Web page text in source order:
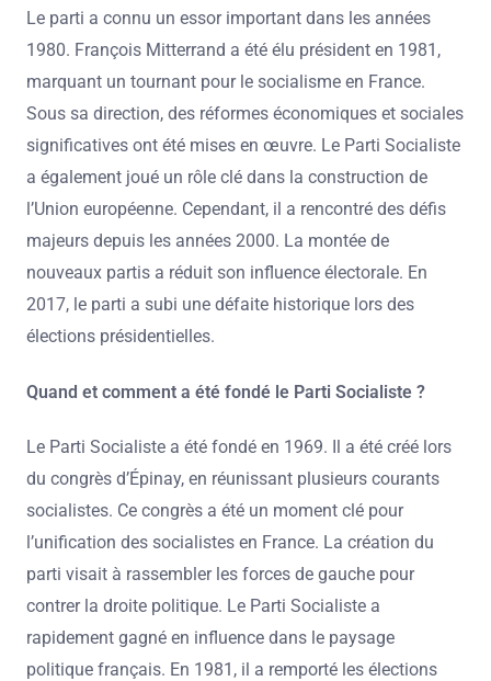
Le parti a connu un essor important dans les années
1980. François Mitterrand a été élu président en 1981,
marquant un tournant pour le socialisme en France.
Sous sa direction, des réformes économiques et sociales
significatives ont été mises en œuvre. Le Parti Socialiste
a également joué un rôle clé dans la construction de
l’Union européenne. Cependant, il a rencontré des défis
majeurs depuis les années 2000. La montée de
nouveaux partis a réduit son influence électorale. En
2017, le parti a subi une défaite historique lors des
élections présidentielles.
Quand et comment a été fondé le Parti Socialiste ?
Le Parti Socialiste a été fondé en 1969. Il a été créé lors
du congrès d’Épinay, en réunissant plusieurs courants
socialistes. Ce congrès a été un moment clé pour
l’unification des socialistes en France. La création du
parti visait à rassembler les forces de gauche pour
contrer la droite politique. Le Parti Socialiste a
rapidement gagné en influence dans le paysage
politique français. En 1981, il a remporté les élections